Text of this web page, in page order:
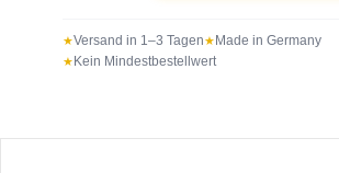
Versand in 1–3 Tagen
Made in Germany
Kein Mindestbestellwert